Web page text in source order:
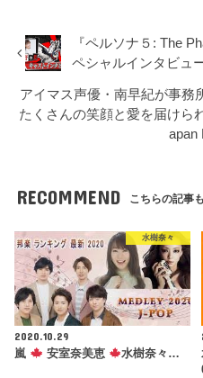
『ペルソナ５: The
ペシャルインタビュ
アイマス声優・南早紀が事務
たくさんの笑顔と愛を届けら
apan
RECOMMEND こちらの記事
水樹奈々
2020.10.29
嵐
安室奈美恵 水樹奈々…